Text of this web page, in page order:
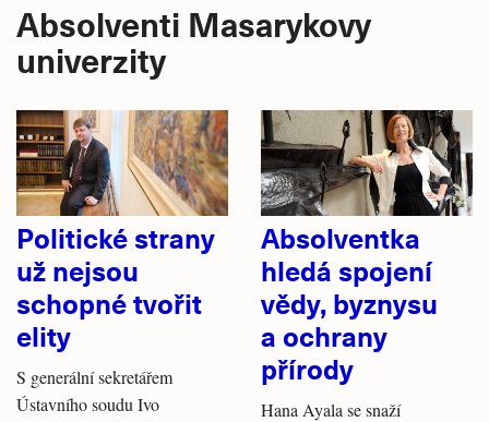
Absolventi Masarykovy
univerzity
Politické strany
už nejsou
schopné tvořit
elity
S generální sekretářem
Ústavního soudu Ivo
Absolventka
hledá spojení
vědy, byznysu
a ochrany
přírody
Hana Ayala se snaží